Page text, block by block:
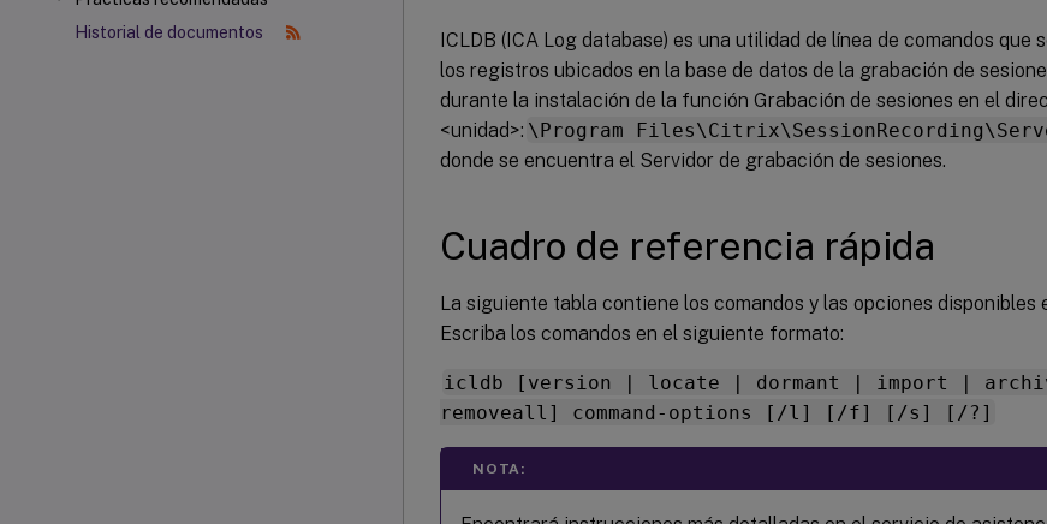
Historial de documentos
ICLDB (ICA Log database) es una utilidad de línea de comandos que
los registros ubicados en la base de datos de la grabación de
durante la instalación de la función Grabación de sesiones en el
<unidad>: \Program
donde se encuentra el Servidor de grabación de sesiones.
Cuadro de referencia rápida
La siguiente tabla contiene los comandos y las opciones disponibles
Escriba los comandos en el siguiente formato:
icldb [version | locate | dormant | import |
removeall] command-options [/l] [/f] [/s] [/?]
NOTA: